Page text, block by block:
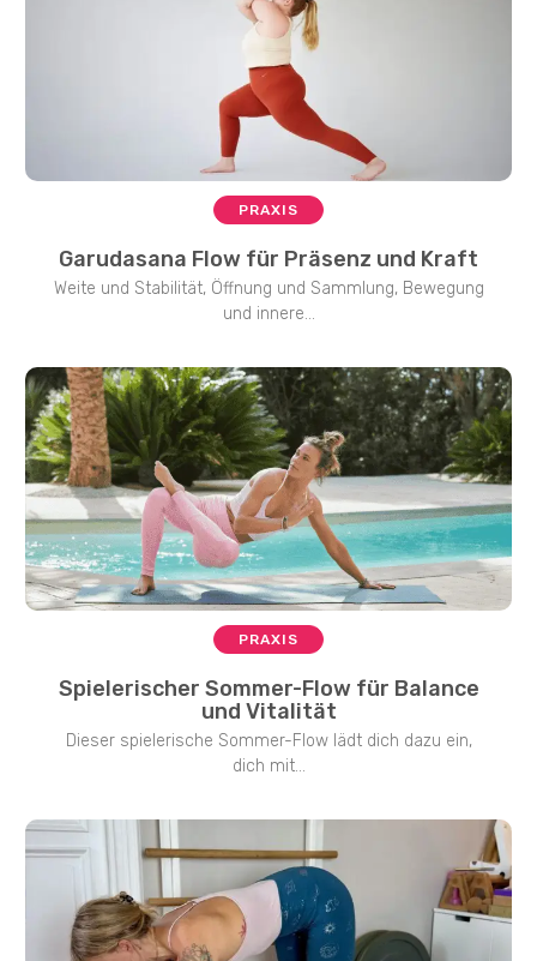
PRAXIS
Garudasana Flow für Präsenz und Kraft
Weite und Stabilität, Öffnung und Sammlung, Bewegung
und innere...
PRAXIS
Spielerischer Sommer-Flow für Balance
und Vitalität
Dieser spielerische Sommer-Flow lädt dich dazu ein,
dich mit...